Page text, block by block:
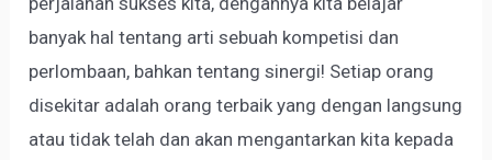
banyak hal tentang arti sebuah kompetisi dan
perlombaan, bahkan tentang sinergi! Setiap orang
disekitar adalah orang terbaik yang dengan langsung
atau tidak telah dan akan mengantarkan kita kepada